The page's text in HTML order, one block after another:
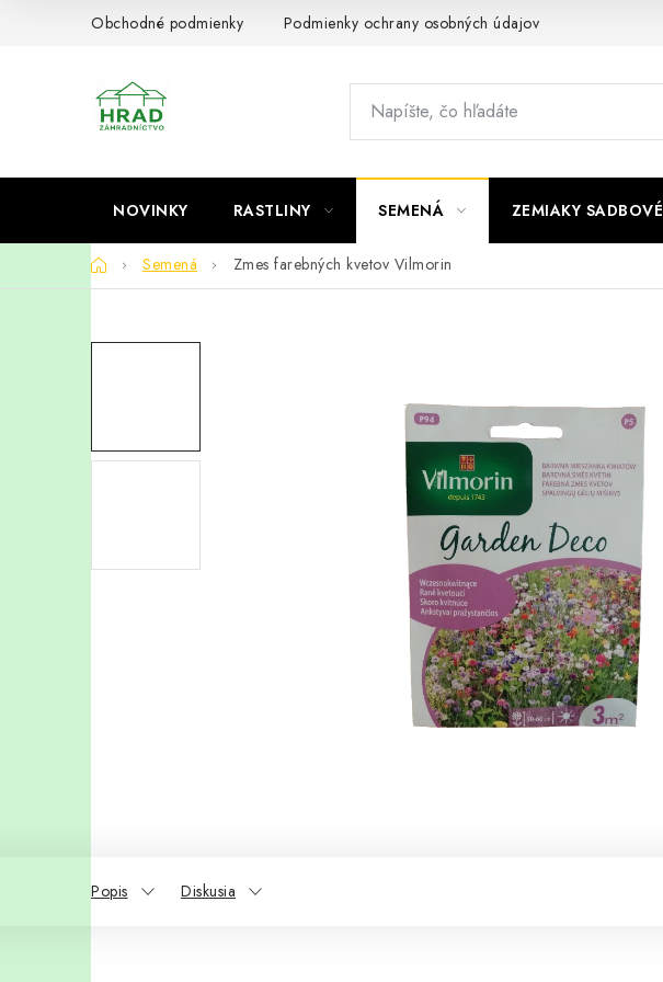
Obchodné podmienky Podmienky ochrany osobných údajov
NOVINKY RASTLINY SEMENÁ ZEMIAKY SADBOVÉ
DomovSemená Zmes farebných kvetov Vilmorin
Popis Diskusia